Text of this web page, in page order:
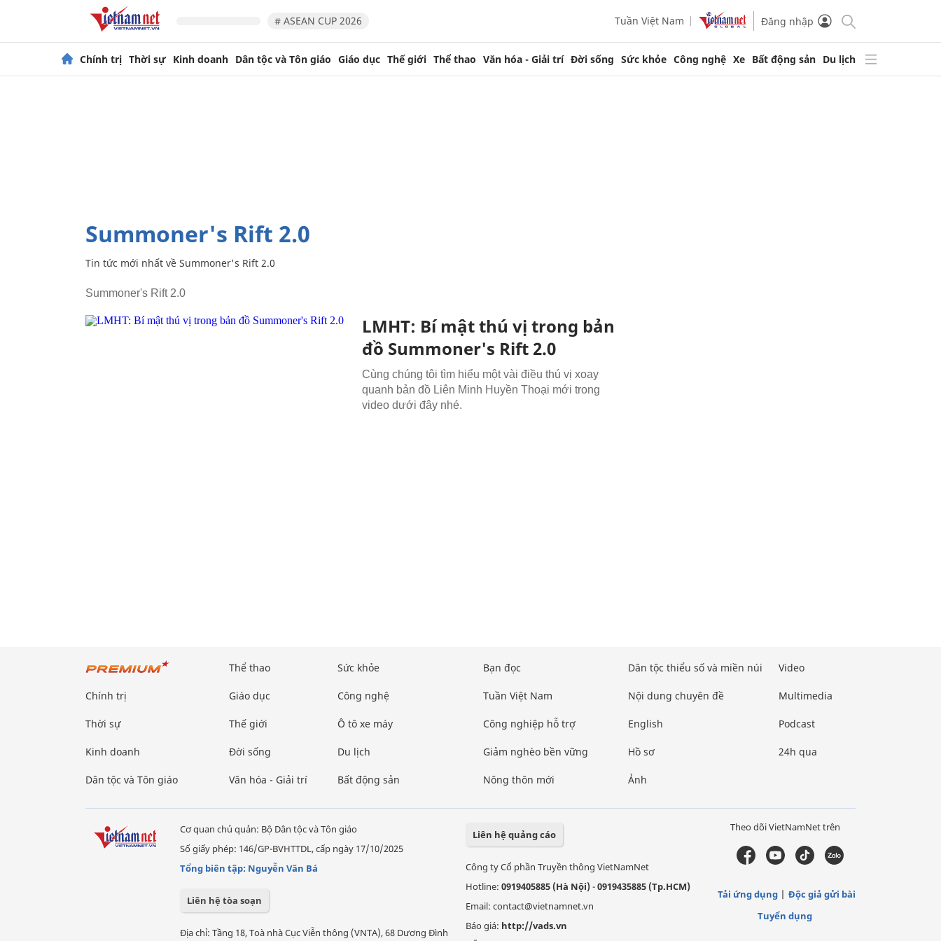
# ASEAN CUP 2026 Tuần Việt Nam Đăng nhập
Chính trị Thời sự Kinh doanh Dân tộc và Tôn giáo Giáo dục Thế giới Thể thao Văn hóa - Giải trí Đời sống Sức khỏe Công nghệ Xe Bất động sản Du lịch
Summoner's Rift 2.0
Tin tức mới nhất về Summoner's Rift 2.0
Summoner's Rift 2.0
LMHT: Bí mật thú vị trong bản
đồ Summoner's Rift 2.0
Cùng chúng tôi tìm hiểu một vài điều thú vị xoay
quanh bản đồ Liên Minh Huyền Thoại mới trong
video dưới đây nhé.
Chính trị
Thời sự
Kinh doanh
Dân tộc và Tôn giáo
Thể thao
Giáo dục
Thế giới
Đời sống
Văn hóa - Giải trí
Sức khỏe
Công nghệ
Ô tô xe máy
Du lịch
Bất động sản
Bạn đọc
Tuần Việt Nam
Công nghiệp hỗ trợ
Giảm nghèo bền vững
Nông thôn mới
Dân tộc thiểu số và miền núi
Nội dung chuyên đề
English
Hồ sơ
Ảnh
Video
Multimedia
Podcast
24h qua
Cơ quan chủ quản: Bộ Dân tộc và Tôn giáo
Số giấy phép: 146/GP-BVHTTDL, cấp ngày 17/10/2025
Tổng biên tập: Nguyễn Văn Bá
Liên hệ tòa soạn
Địa chỉ: Tầng 18, Toà nhà Cục Viễn thông (VNTA), 68 Dương Đình
Liên hệ quảng cáo
Công ty Cổ phần Truyền thông VietNamNet
Hotline: 0919405885 (Hà Nội)-0919435885 (Tp.HCM)
Email: contact@vietnamnet.vn
Báo giá: http://vads.vn
Theo dõi VietNamNet trên
Tải ứng dụng
Độc giả gửi bài
Tuyển dụng